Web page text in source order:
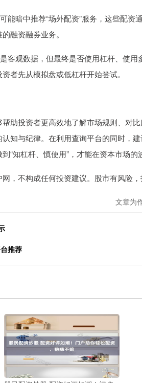
暗中推荐“场外配资”服务，这些配资
融资融券业务。
客观数据，但最终是否使用杠杆、使用
者先从模拟盘或低杠杆开始尝试。
助投资者更高效地了解市场规则、对
知与纪律。在利用查询平台的同时，
“知杠杆、慎使用”，才能在资本市场的
，不构成任何投资建议。股市有风险，
文章为
推荐